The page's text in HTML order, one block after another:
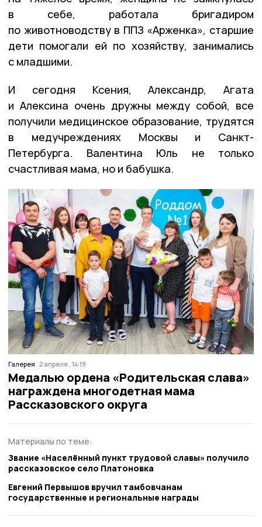
в себе, работала бригадиром
по животноводству в ППЗ «Арженка», старшие
дети помогали ей по хозяйству, занимались
с младшими.
И сегодня Ксения, Александр, Агата
и Алексина очень дружны между собой, все
получили медицинское образование, трудятся
в медучреждениях Москвы и Санкт-
Петербурга. Валентина Юль не только
счастливая мама, но и бабушка.
Галерея 2 апреля , 14:19
Медалью ордена «Родительская слава»
награждена многодетная мама
Рассказовского округа
Материалы по теме:
Звание «Населённый пункт трудовой славы» получило
рассказовское село Платоновка
Евгений Первышов вручил тамбовчанам
государственные и региональные награды